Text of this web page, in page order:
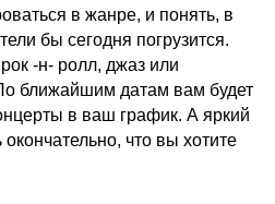
в жанре, и понять, в
бы сегодня погрузится.
-н- ролл, джаз или
ближайшим датам вам будет
в ваш график. А яркий
что вы хотите